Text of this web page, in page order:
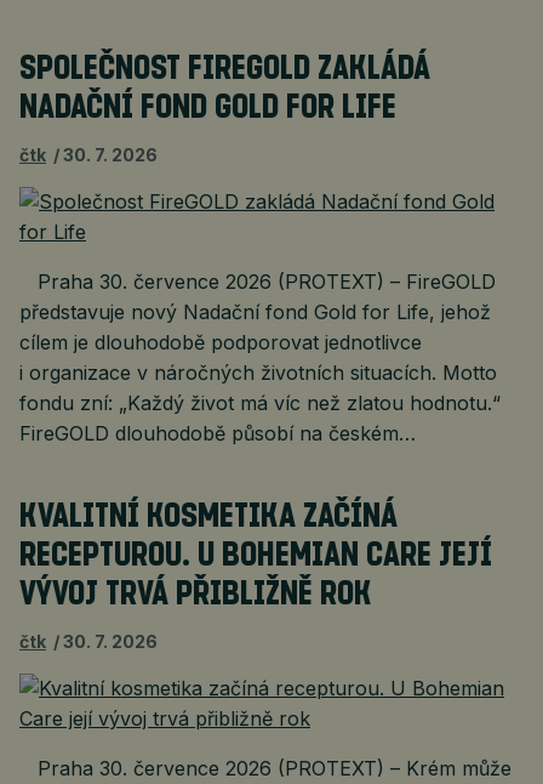
SPOLEČNOST FIREGOLD ZAKLÁDÁ
NADAČNÍ FOND GOLD FOR LIFE
čtk 30. 7. 2026
Praha 30. července 2026 (PROTEXT) – FireGOLD
představuje nový Nadační fond Gold for Life, jehož
cílem je dlouhodobě podporovat jednotlivce
i organizace v náročných životních situacích. Motto
fondu zní: „Každý život má víc než zlatou hodnotu.“
FireGOLD dlouhodobě působí na českém…
KVALITNÍ KOSMETIKA ZAČÍNÁ
RECEPTUROU. U BOHEMIAN CARE JEJÍ
VÝVOJ TRVÁ PŘIBLIŽNĚ ROK
čtk 30. 7. 2026
Praha 30. července 2026 (PROTEXT) – Krém může